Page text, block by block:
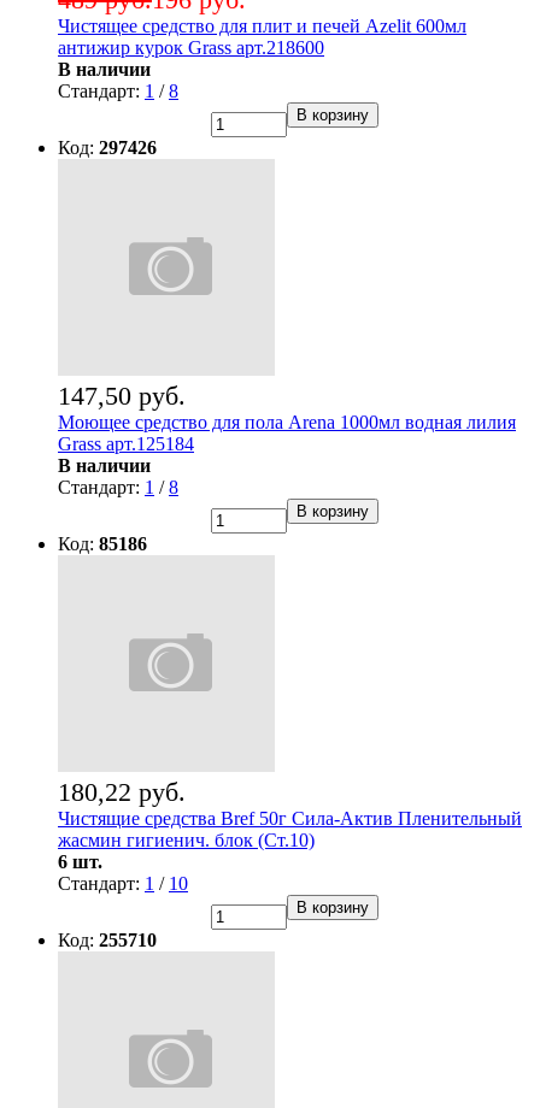
Чистящее средство для плит и печей Azelit 600мл
антижир курок Grass арт.218600
В наличии
Стандарт: 1 /8
В корзину
Код: 297426
147,50 руб.
Моющее средство для пола Arena 1000мл водная лилия
Grass арт.125184
В наличии
Стандарт: 1 /8
В корзину
Код: 85186
180,22 руб.
Чистящие средства Bref 50г Сила-Актив Пленительный
жасмин гигиенич. блок (Ст.10)
6 шт.
Стандарт: 1 / 10
В корзину
Код: 255710